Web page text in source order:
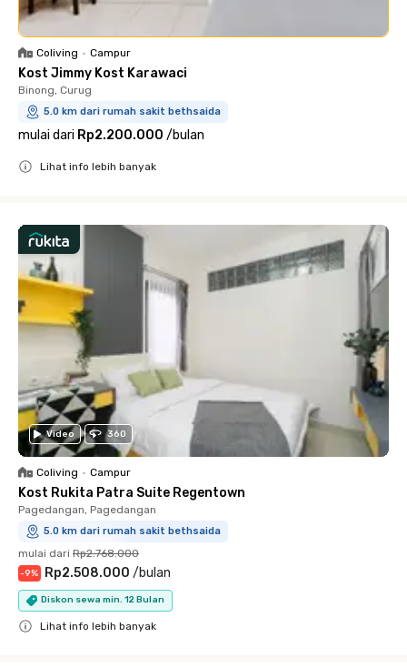
Coliving • Campur
Kost Jimmy Kost Karawaci
Binong, Curug
5.0 km dari rumah sakit bethsaida
mulai dari Rp2.200.000 /bulan
Lihat info lebih banyak
Video 360
Coliving • Campur
Kost Rukita Patra Suite Regentown
Pagedangan, Pagedangan
5.0 km dari rumah sakit bethsaida
mulai dari Rp2.768.000
-9% Rp2.508.000 /bulan
Diskon sewa min. 12 Bulan
Lihat info lebih banyak